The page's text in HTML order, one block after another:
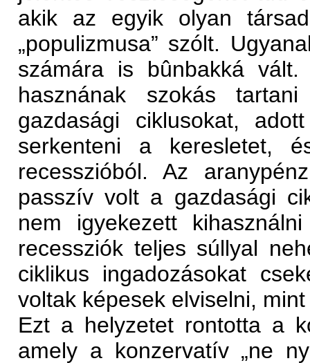
akik az egyik olyan
„populizmusa” szólt.
számára is bûnbakká
hasznának szokás
gazdasági ciklusokat,
serkenteni a keresletet,
recesszióból. Az
passzív volt a gazdasági
nem igyekezett
recessziók teljes súllyal
ciklikus ingadozásokat
voltak képesek elviselni,
Ezt a helyzetet rontotta a
amely a konzervatív „ne